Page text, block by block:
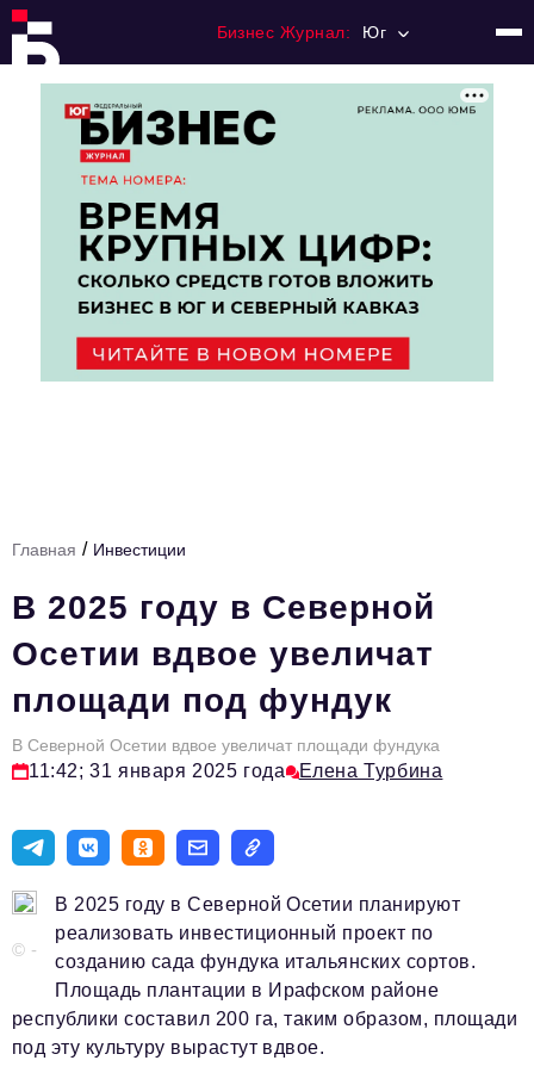
Бизнес Журнал: Юг
Франчайзинг
Номера журнала
Категории:
Финансы
Цитаты
Аналитика
Главное
Интервью
Право
Персона
Инвестиции
Управление
Главная / Инвестиции
В 2025 году в Северной
Осетии вдвое увеличат
площади под фундук
В Северной Осетии вдвое увеличат площади фундука
11:42; 31 января 2025 года Елена Турбина
© -
В 2025 году в Северной Осетии планируют
реализовать инвестиционный проект по
созданию сада фундука итальянских сортов.
Площадь плантации в Ирафском районе
республики составил 200 га, таким образом, площади
под эту культуру вырастут вдвое.